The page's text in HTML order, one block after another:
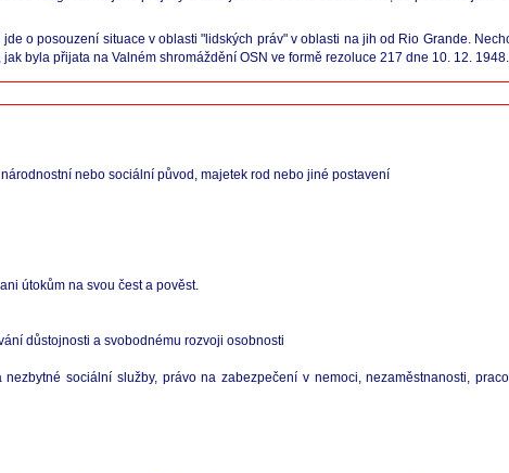
o posouzení situace v oblasti "lidských práv" v oblasti na jih od Rio Grande.
byla přijata na Valném shromáždění OSN ve formě rezoluce 217 dne 10. 12. 1948.
nebo sociální původ, majetek rod nebo jiné postavení
útokům na svou čest a pověst.
důstojnosti a svobodnému rozvoji osobnosti
sociální služby, právo na zabezpečení v nemoci, nezaměstnanosti,